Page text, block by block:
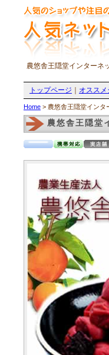
農悠舎王隠堂インター
トップページ オスス
Home > 農悠舎王隠堂インタ
農悠舎王隠堂